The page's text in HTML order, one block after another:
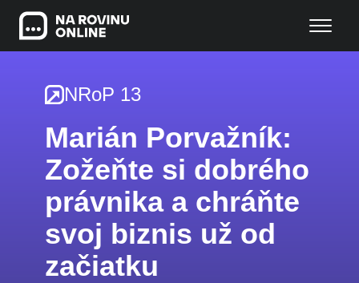
NRoP 13
Marián Porvažník:
Zožeňte si dobrého
právnika a chráňte
svoj biznis už od
začiatku